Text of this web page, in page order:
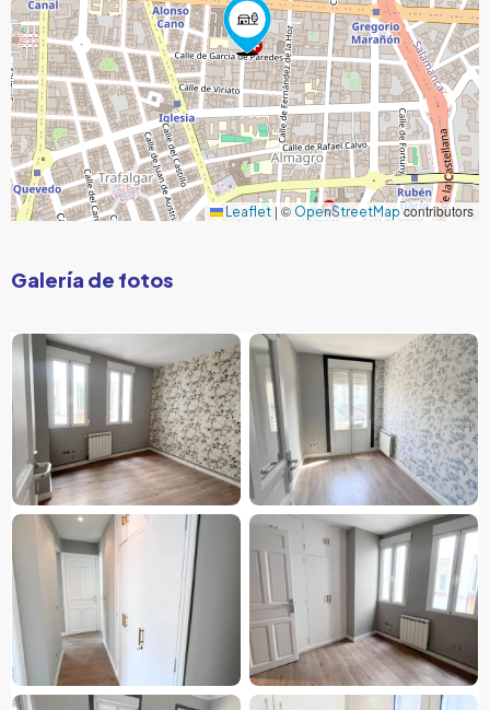
Leaflet | © OpenStreetMapcontributors
Galería de fotos